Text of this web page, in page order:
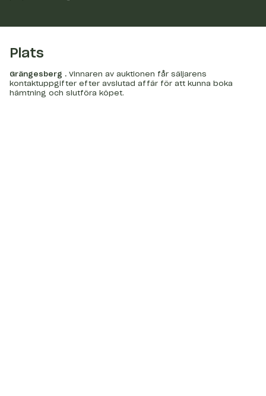
Plats
Grängesberg . Vinnaren av auktionen får säljarens
kontaktuppgifter efter avslutad affär för att kunna boka
hämtning och slutföra köpet.